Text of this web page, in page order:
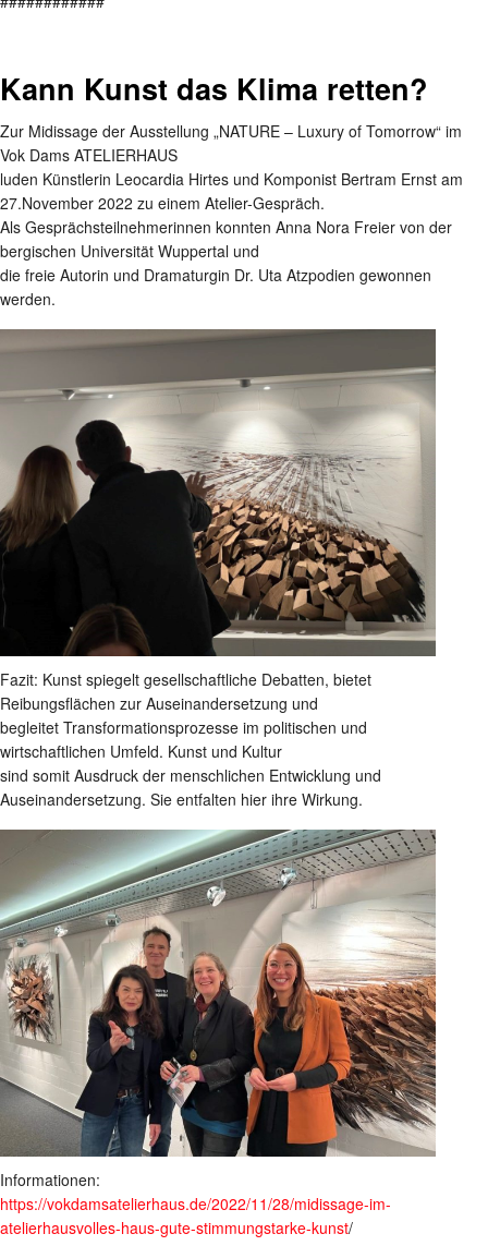
Kann Kunst das Klima retten?
Zur Midissage der Ausstellung „NATURE – Luxury of Tomorrow“ im
Vok Dams ATELIERHAUS
luden Künstlerin Leocardia Hirtes und Komponist Bertram Ernst am
27.November 2022 zu einem Atelier-Gespräch.
Als Gesprächsteilnehmerinnen konnten Anna Nora Freier von der
bergischen Universität Wuppertal und
die freie Autorin und Dramaturgin Dr. Uta Atzpodien gewonnen
werden.
Fazit: Kunst spiegelt gesellschaftliche Debatten, bietet
Reibungsflächen zur Auseinandersetzung und
begleitet Transformationsprozesse im politischen und
wirtschaftlichen Umfeld. Kunst und Kultur
sind somit Ausdruck der menschlichen Entwicklung und
Auseinandersetzung. Sie entfalten hier ihre Wirkung.
Informationen:
https://vokdamsatelierhaus.de/2022/11/28/midissage-im-
atelierhausvolles-haus-gute-stimmungstarke-kunst/